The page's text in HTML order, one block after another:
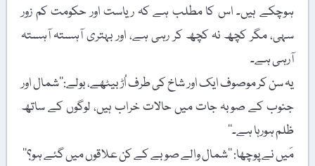
ہوچکے ہیں۔ اس کا مطلب ہے کہ ریاست اور حکومت کم زور
سہی، مگر کچھ نہ کچھ کر رہی ہے، اور بہتری آہستہ آہستہ
آرہی ہے۔
یہ سن کر موصوف ایک اور شاخ کی طرف اُڑ بیٹھے، بولے:’’شمال اور
جنوب کے صوبہ جات میں حالات خراب ہیں، لوگوں کے ساتھ
ظلم ہورہا ہے۔‘‘
مَیں نے پوچھا: ’’شمال والے صوبے کے کن علاقوں میں گئے ہو؟‘‘